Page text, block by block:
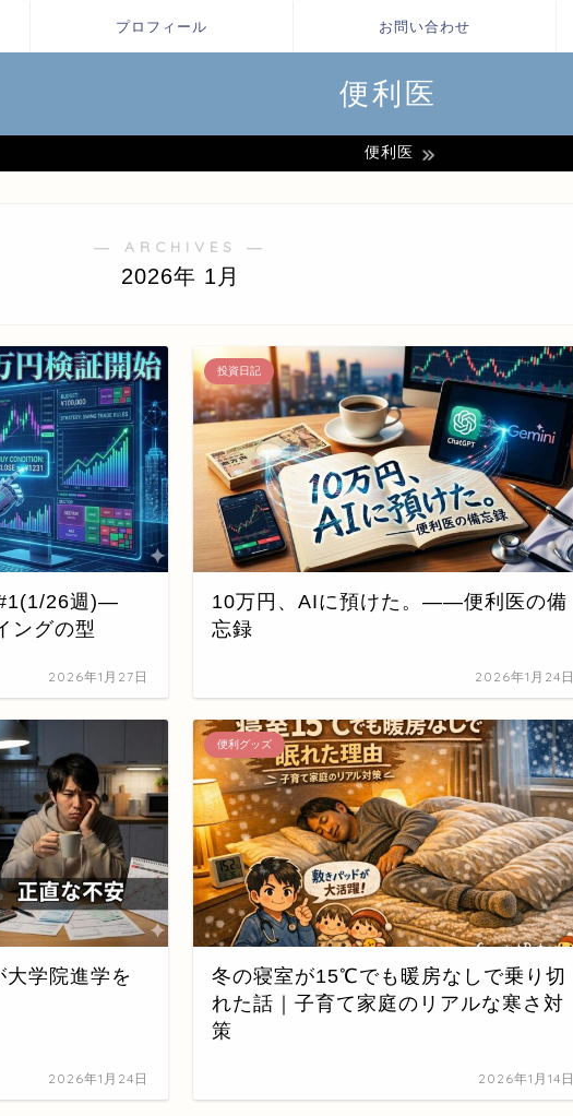
プロフィール お問い合わせ
便利医
便利医
― ARCHIVES ―
2026年 1月
26週)—
ングの型
2026年1月27日
投資日記
10万円、AIに預けた。——便利医の備
忘録
2026年1月24日
学院進学を
2026年1月24日
便利グッズ
冬の寝室が15℃でも暖房なしで乗り切
れた話｜子育て家庭のリアルな寒さ対
策
2026年1月14日